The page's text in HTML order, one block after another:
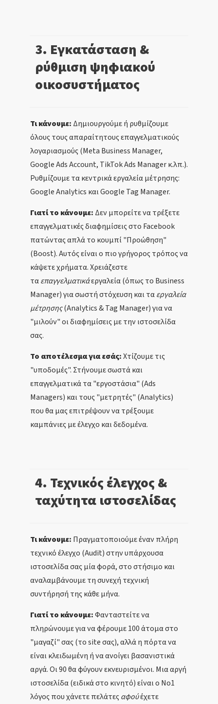
3. Εγκατάσταση &
ρύθμιση ψηφιακού
οικοσυστήματος
Τι κάνουμε: Δημιουργούμε ή ρυθμίζουμε
όλους τους απαραίτητους επαγγελματικούς
λογαριασμούς (Meta Business Manager,
Google Ads Account, TikTok Ads Manager κ.λπ.).
Ρυθμίζουμε τα κεντρικά εργαλεία μέτρησης:
Google Analytics και Google Tag Manager.
Γιατί το κάνουμε: Δεν μπορείτε να τρέξετε
επαγγελματικές διαφημίσεις στο Facebook
πατώντας απλά το κουμπί "Προώθηση"
(Boost). Αυτός είναι ο πιο γρήγορος τρόπος να
κάψετε χρήματα. Χρειάζεστε
ταεπαγγελματικάεργαλεία (όπως το Business
Manager) για σωστή στόχευση και ταεργαλεία
μέτρησης(Analytics & Tag Manager) για να
"μιλούν" οι διαφημίσεις με την ιστοσελίδα
σας.
Το αποτέλεσμα για εσάς:Χτίζουμε τις
"υποδομές". Στήνουμε σωστά και
επαγγελματικά τα "εργοστάσια" (Ads
Managers) και τους "μετρητές" (Analytics)
που θα μας επιτρέψουν να τρέξουμε
καμπάνιες με έλεγχο και δεδομένα.
4. Τεχνικός έλεγχος &
ταχύτητα ιστοσελίδας
Τι κάνουμε: Πραγματοποιούμε έναν πλήρη
τεχνικό έλεγχο (Audit) στην υπάρχουσα
ιστοσελίδα σας μία φορά, στο στήσιμο και
αναλαμβάνουμε τη συνεχή τεχνική
συντήρησή της κάθε μήνα.
Γιατί το κάνουμε:Φανταστείτε να
πληρώνουμε για να φέρουμε 100 άτομα στο
"μαγαζί" σας (το site σας), αλλά η πόρτα να
είναι κλειδωμένη ή να ανοίγει βασανιστικά
αργά. Οι 90 θα φύγουν εκνευρισμένοι. Μια αργή
ιστοσελίδα (ειδικά στο κινητό) είναι ο Νο1
λόγος που χάνετε πελάτεςαφούέχετε